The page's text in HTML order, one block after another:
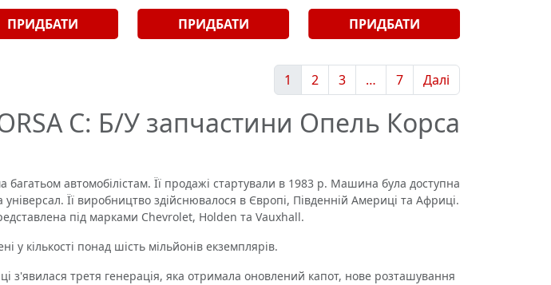
ПРИДБАТИ ПРИДБАТИ ПРИДБАТИ
1 2 3 … 7 Далі
C: Б/У запчастини Опель Корса
автомобілістам. Її продажі стартували в 1983 р. Машина була доступна
Її виробництво здійснювалося в Європі, Південній Америці та Африці.
​​під марками Chevrolet, Holden та Vauxhall.
кількості понад шість мільйонів екземплярів.
з'явилася третя генерація, яка отримала оновлений капот, нове розташування